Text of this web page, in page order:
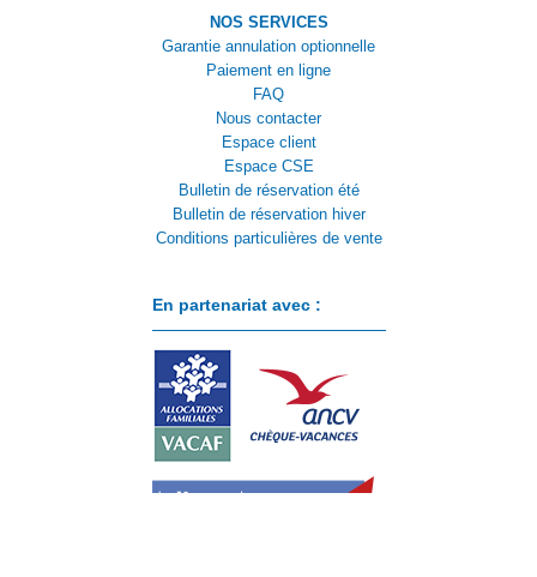
NOS SERVICES
Garantie annulation optionnelle
Paiement en ligne
FAQ
Nous contacter
Espace client
Espace CSE
Bulletin de réservation été
Bulletin de réservation hiver
Conditions particulières de vente
En partenariat avec :